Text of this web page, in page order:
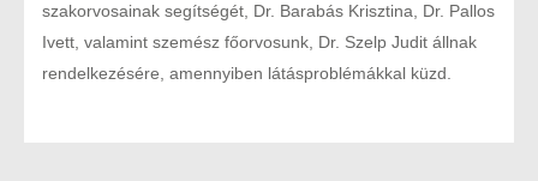
szakorvosainak segítségét, Dr. Barabás Krisztina, Dr. Pallos
Ivett, valamint szemész főorvosunk, Dr. Szelp Judit állnak
rendelkezésére, amennyiben látásproblémákkal küzd.